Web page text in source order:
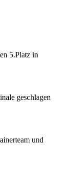
5.Platz in
geschlagen
und